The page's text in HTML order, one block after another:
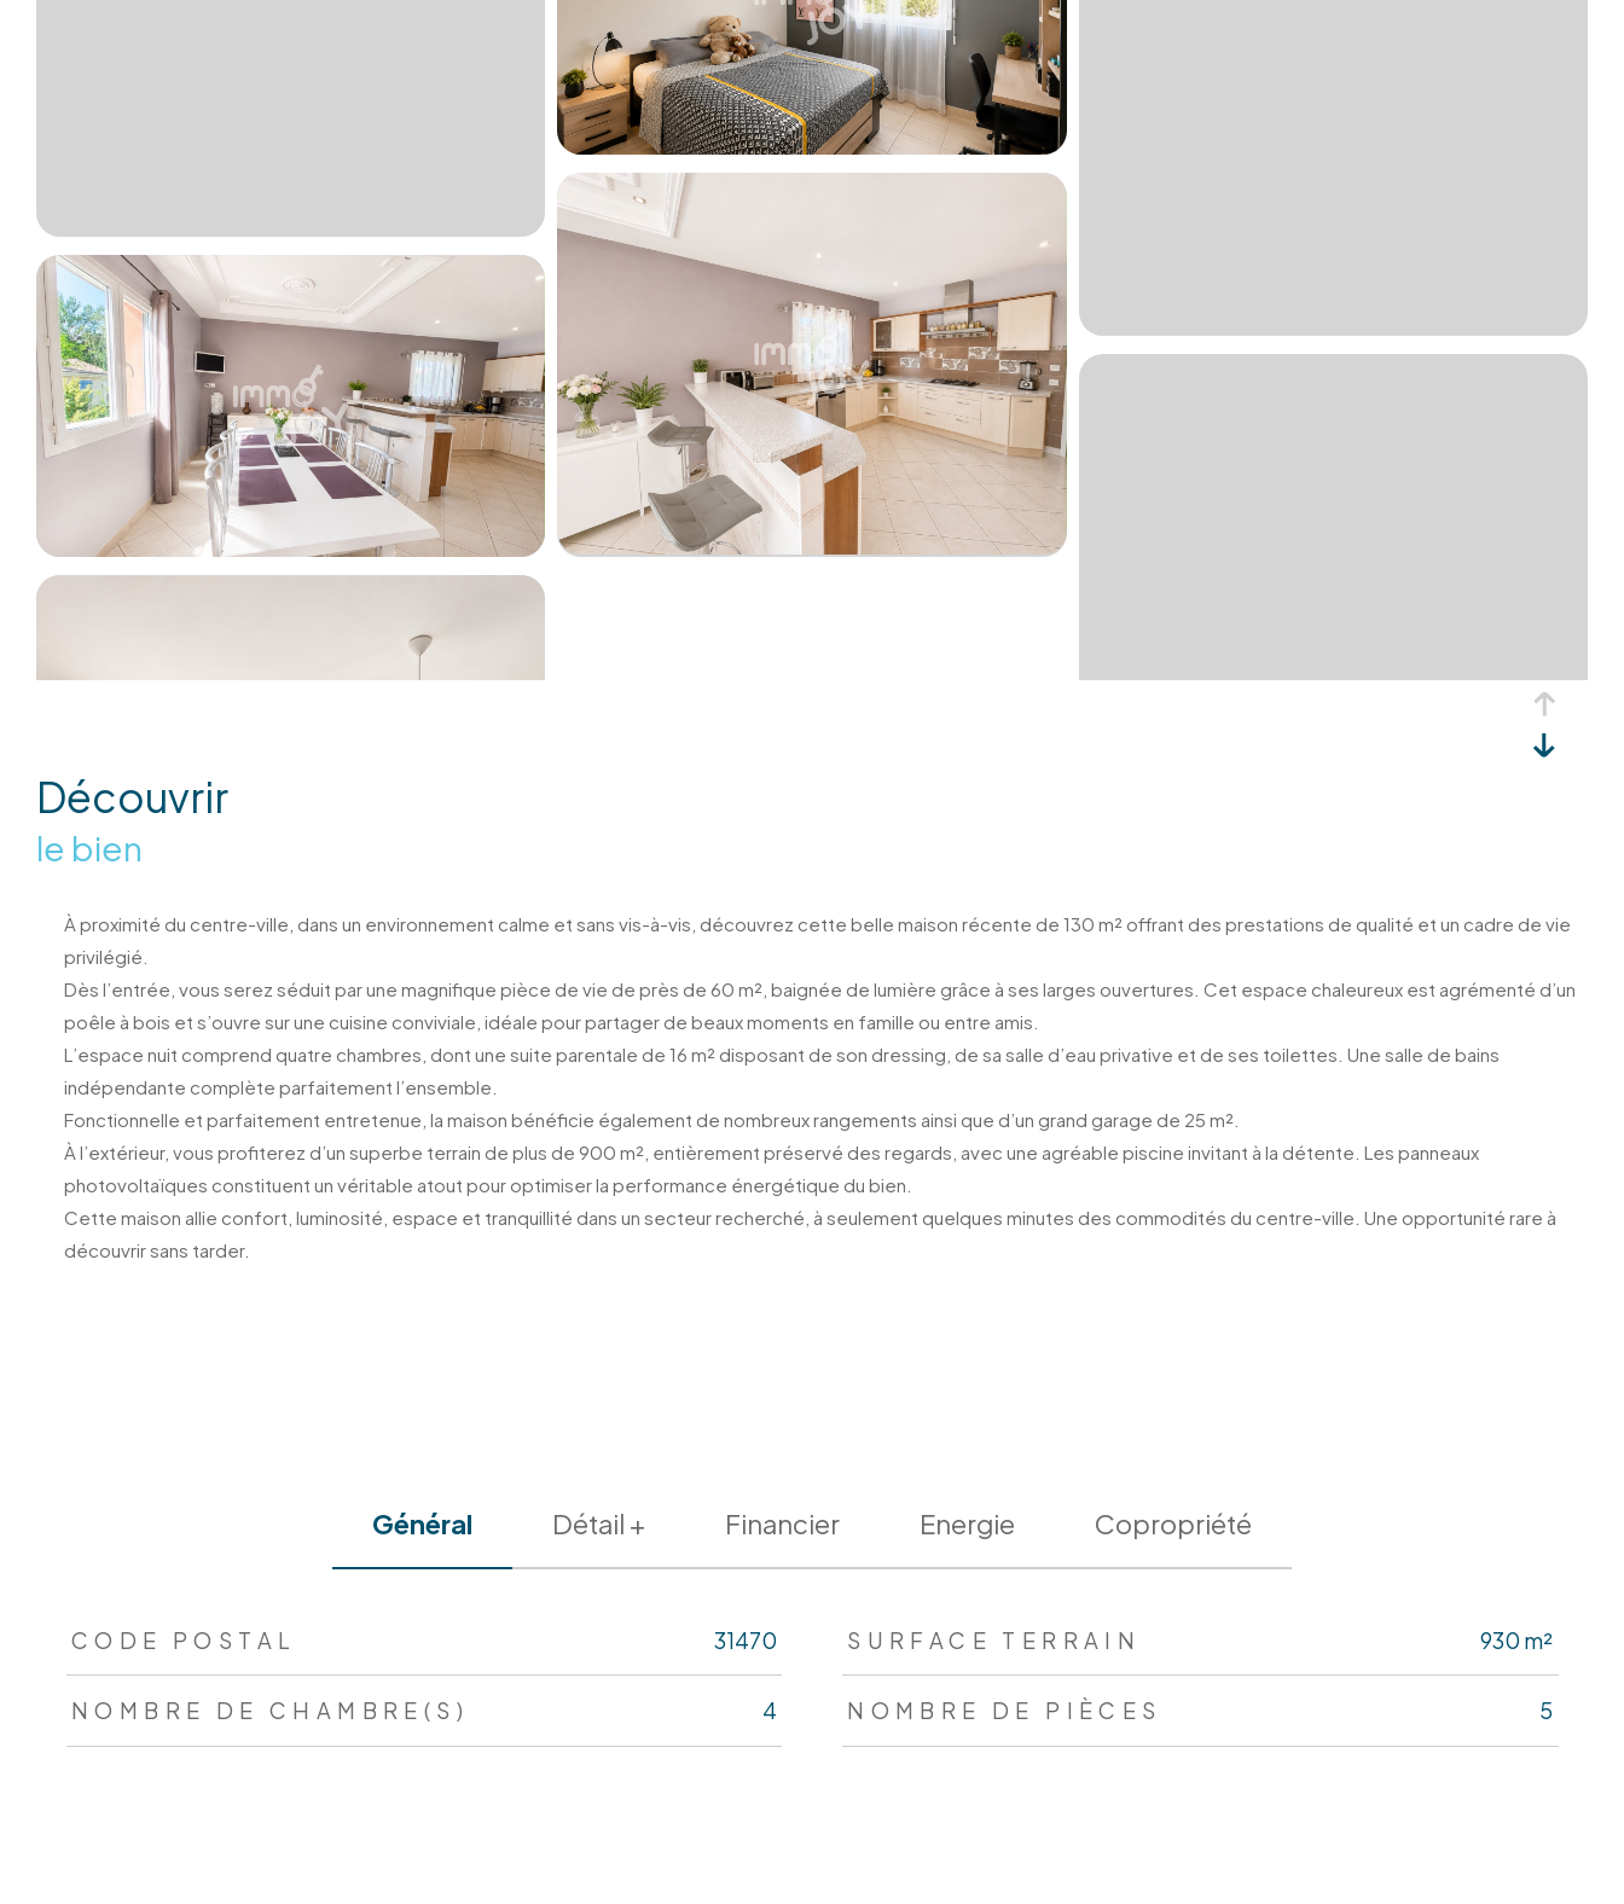
découvrir
le bien
À proximité du centre-ville, dans un environnement calme et sans vis-à-vis, découvrez cette belle maison récente de 130 m² offrant des prestations de qualité et un cadre de vie
privilégié.
Dès l’entrée, vous serez séduit par une magnifique pièce de vie de près de 60 m², baignée de lumière grâce à ses larges ouvertures. Cet espace chaleureux est agrémenté d’un
poêle à bois et s’ouvre sur une cuisine conviviale, idéale pour partager de beaux moments en famille ou entre amis.
L’espace nuit comprend quatre chambres, dont une suite parentale de 16 m² disposant de son dressing, de sa salle d’eau privative et de ses toilettes. Une salle de bains
indépendante complète parfaitement l’ensemble.
Fonctionnelle et parfaitement entretenue, la maison bénéficie également de nombreux rangements ainsi que d’un grand garage de 25 m².
À l’extérieur, vous profiterez d’un superbe terrain de plus de 900 m², entièrement préservé des regards, avec une agréable piscine invitant à la détente. Les panneaux
photovoltaïques constituent un véritable atout pour optimiser la performance énergétique du bien.
Cette maison allie confort, luminosité, espace et tranquillité dans un secteur recherché, à seulement quelques minutes des commodités du centre-ville. Une opportunité rare à
découvrir sans tarder.
Général Détail + Financier Energie Copropriété
TRAD_ZEPHYR_Caracteristique
CODE POSTAL 31470 SURFACE TERRAIN 930 m²
NOMBRE DE CHAMBRE(S) 4 NOMBRE DE PIÈCES 5